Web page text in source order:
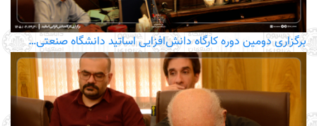
برگزاری دومین دوره کارگاه دانش‌افزایی اساتید دانشگاه صنعتی…